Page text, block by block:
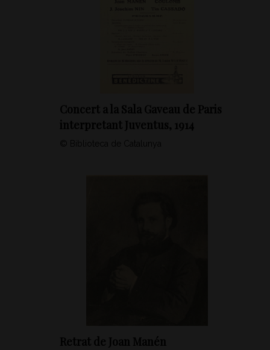
Concert a la Sala Gaveau de Paris
interpretant Juventus, 1914
© Biblioteca de Catalunya
Retrat de Joan Manén